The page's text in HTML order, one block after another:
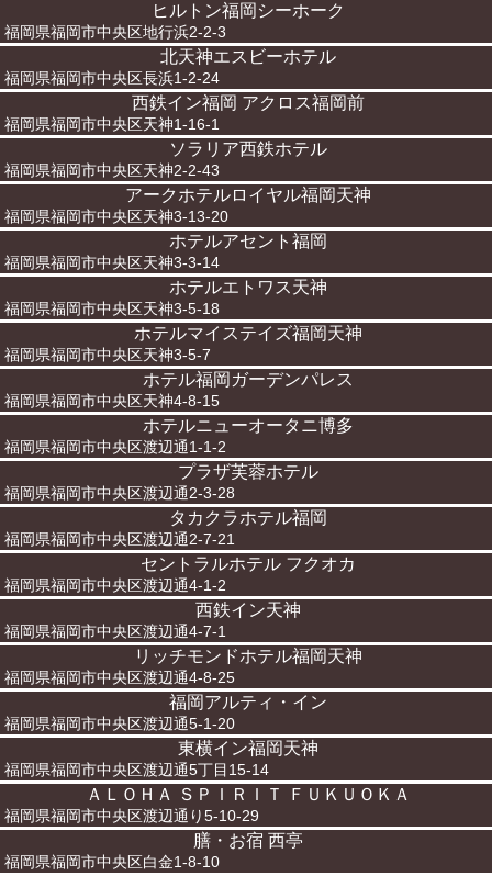
ヒルトン福岡シーホーク
福岡県福岡市中央区地行浜2-2-3
北天神エスビーホテル
福岡県福岡市中央区長浜1-2-24
西鉄イン福岡 アクロス福岡前
福岡県福岡市中央区天神1-16-1
ソラリア西鉄ホテル
福岡県福岡市中央区天神2-2-43
アークホテルロイヤル福岡天神
福岡県福岡市中央区天神3-13-20
ホテルアセント福岡
福岡県福岡市中央区天神3-3-14
ホテルエトワス天神
福岡県福岡市中央区天神3-5-18
ホテルマイステイズ福岡天神
福岡県福岡市中央区天神3-5-7
ホテル福岡ガーデンパレス
福岡県福岡市中央区天神4-8-15
ホテルニューオータニ博多
福岡県福岡市中央区渡辺通1-1-2
プラザ芙蓉ホテル
福岡県福岡市中央区渡辺通2-3-28
タカクラホテル福岡
福岡県福岡市中央区渡辺通2-7-21
セントラルホテル フクオカ
福岡県福岡市中央区渡辺通4-1-2
西鉄イン天神
福岡県福岡市中央区渡辺通4-7-1
リッチモンドホテル福岡天神
福岡県福岡市中央区渡辺通4-8-25
福岡アルティ・イン
福岡県福岡市中央区渡辺通5-1-20
東横イン福岡天神
福岡県福岡市中央区渡辺通5丁目15-14
ＡＬＯＨＡ ＳＰＩＲＩＴ ＦＵＫＵＯＫＡ
福岡県福岡市中央区渡辺通り5-10-29
膳・お宿 西亭
福岡県福岡市中央区白金1-8-10